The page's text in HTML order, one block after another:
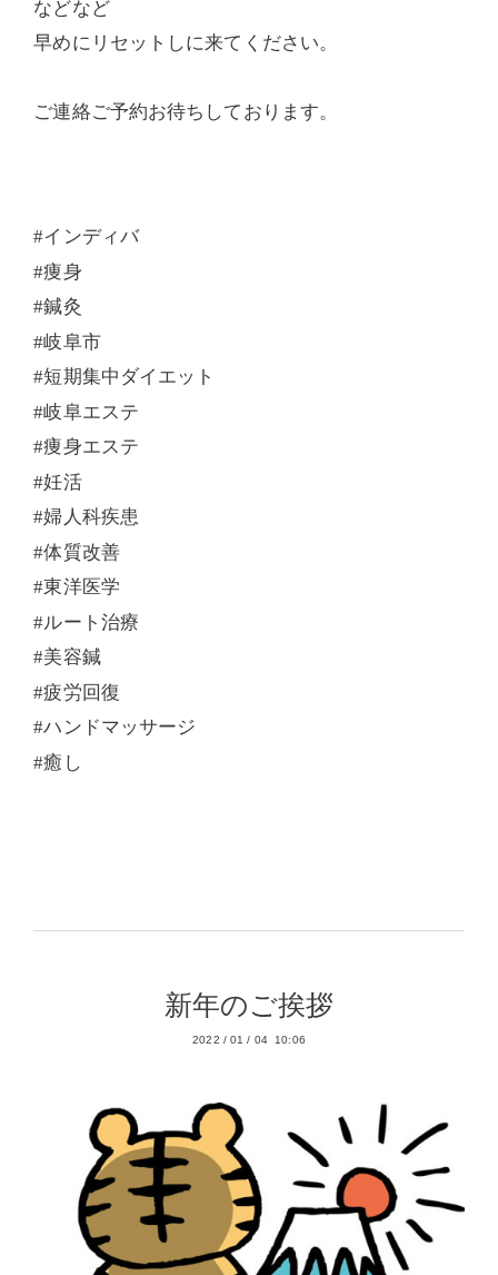
などなど
早めにリセットしに来てください。
ご連絡ご予約お待ちしております。
#インディバ
#痩身
#鍼灸
#岐阜市
#短期集中ダイエット
#岐阜エステ
#痩身エステ
#妊活
#婦人科疾患
#体質改善
#東洋医学
#ルート治療
#美容鍼
#疲労回復
#ハンドマッサージ
#癒し
新年のご挨拶
2022 /01 / 04 10:06